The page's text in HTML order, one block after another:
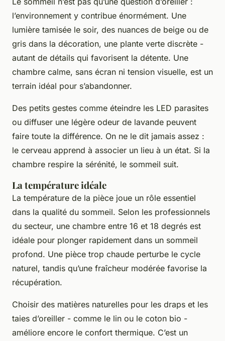
l’environnement y contribue énormément. Une
lumière tamisée le soir, des nuances de beige ou de
gris dans la décoration, une plante verte discrète -
autant de détails qui favorisent la détente. Une
chambre calme, sans écran ni tension visuelle, est un
terrain idéal pour s’abandonner.
Des petits gestes comme éteindre les LED parasites
ou diffuser une légère odeur de lavande peuvent
faire toute la différence. On ne le dit jamais assez :
le cerveau apprend à associer un lieu à un état. Si la
chambre respire la sérénité, le sommeil suit.
La température idéale
La température de la pièce joue un rôle essentiel
dans la qualité du sommeil. Selon les professionnels
du secteur, une chambre entre 16 et 18 degrés est
idéale pour plonger rapidement dans un sommeil
profond. Une pièce trop chaude perturbe le cycle
naturel, tandis qu’une fraîcheur modérée favorise la
récupération.
Choisir des matières naturelles pour les draps et les
taies d’oreiller - comme le lin ou le coton bio -
améliore encore le confort thermique. C’est un